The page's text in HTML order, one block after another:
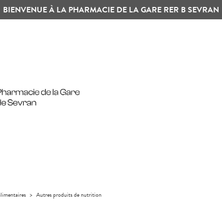
BIENVENUE À LA PHARMACIE DE LA GARE RER B SEVRAN
> Autres produits de nutrition